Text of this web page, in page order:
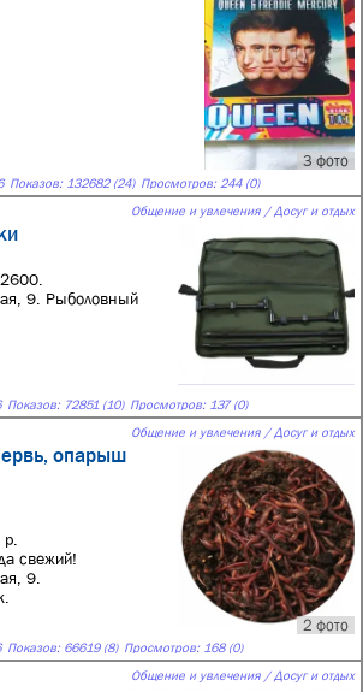
3 фото
Показов: 132682 (24) Просмотров: 244 (0)
Общение и увлечения / Досуг и отдых
9. Рыболовный
Показов: 72851 (10) Просмотров: 137 (0)
Общение и увлечения / Досуг и отдых
опарыш
2 фото
свежий!
9.
Показов: 66619 (8) Просмотров: 168 (0)
Общение и увлечения / Досуг и отдых